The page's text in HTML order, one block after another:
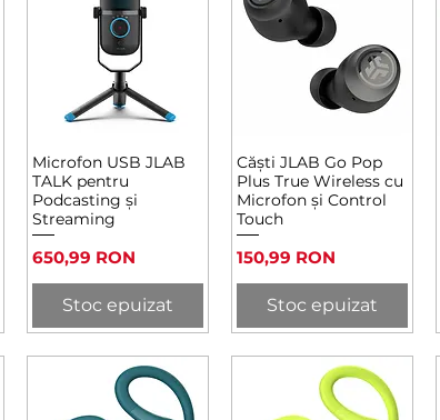
Afișare rapidă
Microfon USB JLAB
TALK pentru
Podcasting și
Streaming
Preț
650,99 RON
Stoc epuizat
Afișare rapidă
Căști JLAB Go Pop
Plus True Wireless cu
Microfon și Control
Touch
Preț
150,99 RON
Stoc epuizat